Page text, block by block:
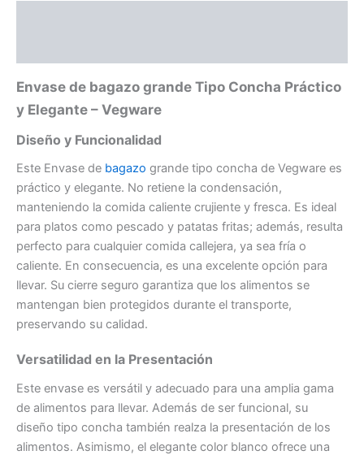
Envase de bagazo grande Tipo Concha Práctico
y Elegante – Vegware
Diseño y Funcionalidad
Este Envase de bagazo grande tipo concha de Vegware es
práctico y elegante. No retiene la condensación,
manteniendo la comida caliente crujiente y fresca. Es ideal
para platos como pescado y patatas fritas; además, resulta
perfecto para cualquier comida callejera, ya sea fría o
caliente. En consecuencia, es una excelente opción para
llevar. Su cierre seguro garantiza que los alimentos se
mantengan bien protegidos durante el transporte,
preservando su calidad.
Versatilidad en la Presentación
Este envase es versátil y adecuado para una amplia gama
de alimentos para llevar. Además de ser funcional, su
diseño tipo concha también realza la presentación de los
alimentos. Asimismo, el elegante color blanco ofrece una